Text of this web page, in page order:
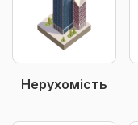
Нерухомість